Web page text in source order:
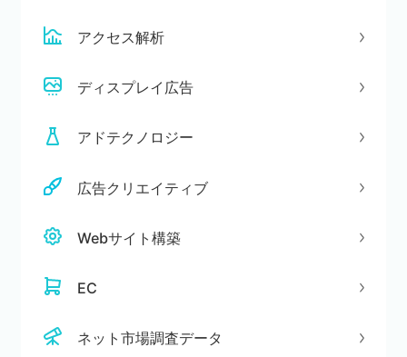
アクセス解析
ディスプレイ広告
アドテクノロジー
広告クリエイティブ
Webサイト構築
EC
ネット市場調査データ